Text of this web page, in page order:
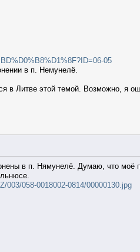
05
в п. Немунелё.
в Литве этой темой. Возможно, я
в п. Нямунелё. Думаю, что моё
003/058-0018002-0814/00000130.jpg